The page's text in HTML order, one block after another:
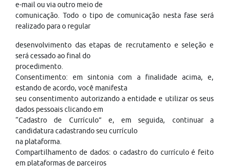
e-mail ou via outro meio de
comunicação. Todo o tipo de comunicação nesta fase será
realizado para o regular
desenvolvimento das etapas de recrutamento e seleção e
será cessado ao final do
procedimento.
Consentimento: em sintonia com a finalidade acima, e,
estando de acordo, você manifesta
seu consentimento autorizando a entidade e utilizar os seus
dados pessoais clicando em
“Cadastro de Currículo” e, em seguida, continuar a
candidatura cadastrando seu currículo
na plataforma.
Compartilhamento de dados: o cadastro do currículo é feito
em plataformas de parceiros